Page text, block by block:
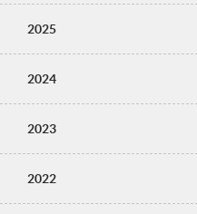
2025
2024
2023
2022